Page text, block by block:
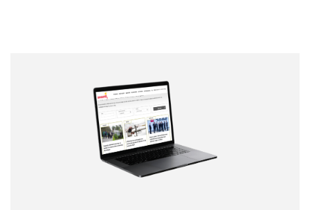
Correo electrónico
Tipo de comentario